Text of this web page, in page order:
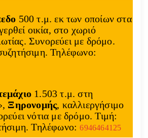
500 τ.μ. εκ των οποίων στα
οικία, στο χωριό
Συνορεύει με δρόμο.
Τηλέφωνο:
1.503 τ.μ. στη
Ξηρονομής, καλλιεργήσιμο
νότια με δρόμο. Τιμή:
Τηλέφωνο:6946464125